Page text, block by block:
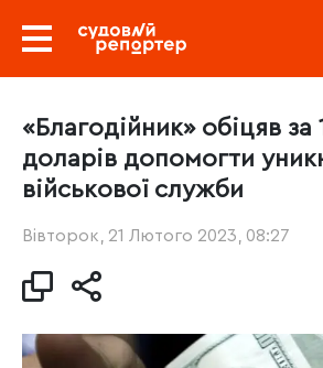
«Благодійник» обіцяв за
доларів допомогти
військової служби
Вівторок, 21 Лютого 2023, 08:27